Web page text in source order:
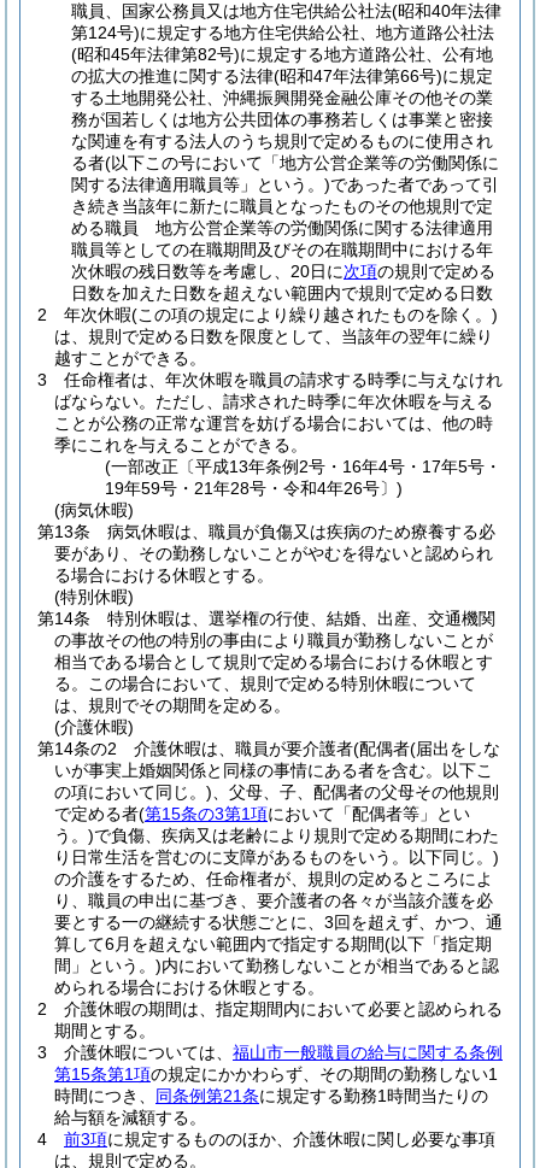
職員、国家公務員又は地方住宅供給公社法(昭和40年法律
第124号)に規定する地方住宅供給公社、地方道路公社法
(昭和45年法律第82号)に規定する地方道路公社、公有地
の拡大の推進に関する法律(昭和47年法律第66号)に規定
する土地開発公社、沖縄振興開発金融公庫その他その業
務が国若しくは地方公共団体の事務若しくは事業と密接
な関連を有する法人のうち規則で定めるものに使用され
る者(以下この号において「地方公営企業等の労働関係に
関する法律適用職員等」という。)であった者であって引
き続き当該年に新たに職員となったものその他規則で定
める職員 地方公営企業等の労働関係に関する法律適用
職員等としての在職期間及びその在職期間中における年
次休暇の残日数等を考慮し、20日に次項の規則で定める
日数を加えた日数を超えない範囲内で規則で定める日数
2
年次休暇(この項の規定により繰り越されたものを除く。)
は、規則で定める日数を限度として、当該年の翌年に繰り
越すことができる。
3
任命権者は、年次休暇を職員の請求する時季に与えなけれ
ばならない。 ただし、請求された時季に年次休暇を与える
ことが公務の正常な運営を妨げる場合においては、他の時
季にこれを与えることができる。
(一部改正〔平成13年条例2号・16年4号・17年5号・
19年59号・21年28号・令和4年26号〕)
(病気休暇)
第13条
病気休暇は、職員が負傷又は疾病のため療養する必
要があり、その勤務しないことがやむを得ないと認められ
る場合における休暇とする。
(特別休暇)
第14条
特別休暇は、選挙権の行使、結婚、出産、交通機関
の事故その他の特別の事由により職員が勤務しないことが
相当である場合として規則で定める場合における休暇とす
る。
この場合において、規則で定める特別休暇について
は、規則でその期間を定める。
(介護休暇)
第14条の2
介護休暇は、職員が要介護者(配偶者(届出をしな
いが事実上婚姻関係と同様の事情にある者を含む。以下こ
の項において同じ。) 、父母、子、配偶者の父母その他規則
で定める者(第15条の3第1項において「配偶者等」とい
う。)で負傷、疾病又は老齢により規則で定める期間にわた
り日常生活を営むのに支障があるものをいう。以下同じ。)
の介護をするため、任命権者が、規則の定めるところによ
り、職員の申出に基づき、要介護者の各々が当該介護を必
要とする一の継続する状態ごとに、3回を超えず、かつ、通
算して6月を超えない範囲内で指定する期間(以下「指定期
間」という。)内において勤務しないことが相当であると認
められる場合における休暇とする。
2
介護休暇の期間は、指定期間内において必要と認められる
期間とする。
3
介護休暇については、 福山市一般職員の給与に関する条例
第15条第1項の規定にかかわらず、その期間の勤務しない1
時間につき、 同条例第21条に規定する勤務1時間当たりの
給与額を減額する。
4
前3項に規定するもののほか、介護休暇に関し必要な事項
は、規則で定める。